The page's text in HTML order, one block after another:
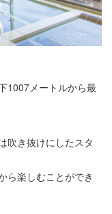
1007メートルから最
吹き抜けにしたスタ
ら楽しむことができ